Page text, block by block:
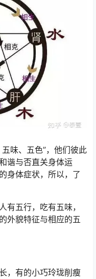
味、五色”，他们彼此
谐与否直关身体运
身体症状，所以，了
有五行，吃有五味，
外貌特征与相应的五
，有的小巧玲珑削瘦